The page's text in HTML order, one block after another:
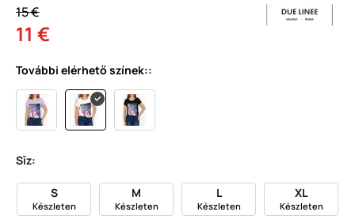
15 €
11 €
További elérhető színek::
Sīz:
S
Készleten
M
Készleten
L
Készleten
XL
Készleten